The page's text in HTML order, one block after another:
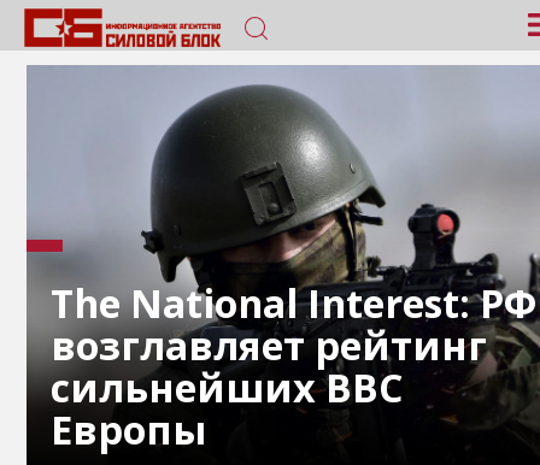
The National Interest: РФ
возглавляет рейтинг
сильнейших ВВС
Европы